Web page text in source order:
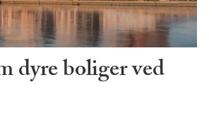
dyre boliger ved